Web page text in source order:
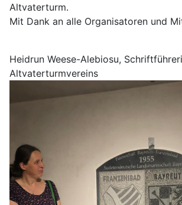
Altvaterturm.
Mit Dank an alle Organisatoren und
Heidrun Weese-Alebiosu,
Altvaterturmvereins